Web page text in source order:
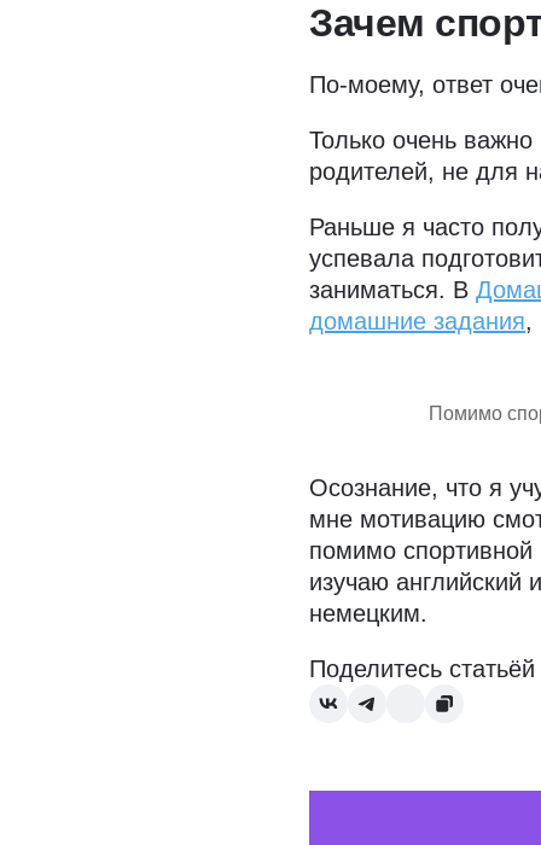
Зачем
По-моему, ответ
Только очень
родителей, не для
Раньше я часто
успевала
заниматься. В
домашние задания,
Помимо
Осознание, что я
мне мотивацию
помимо спортивной
изучаю английский
немецким.
Поделитесь статьёй